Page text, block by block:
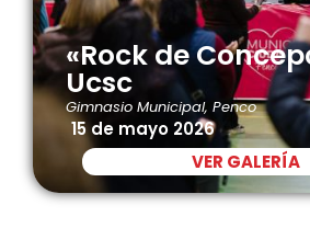
«Rock de
Ucsc
Gimnasio Municipal, Penco
15 de mayo 2026
VER GALERÍA